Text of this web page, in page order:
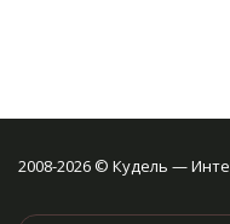
2008-2026 © Кудель —